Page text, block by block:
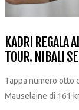
KADRI REGALA
TOUR. NIBALI
Tappa numero otto
Mauselaine di 161